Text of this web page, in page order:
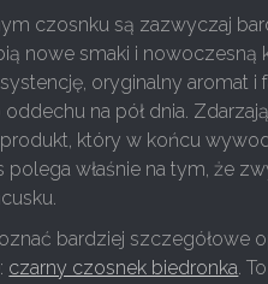
czosnku są zazwyczaj
nowe smaki i nowoczesną
oryginalny aromat i
na pół dnia.
który w końcu
polega właśnie na tym, że
bardziej szczegółowe
czarny czosnek biedronka.